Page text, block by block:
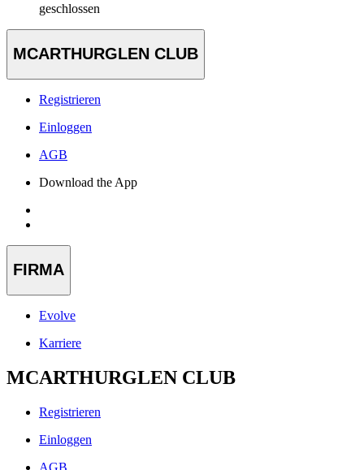
geschlossen
MCARTHURGLEN CLUB
Registrieren
Einloggen
AGB
Download the App
FIRMA
Evolve
Karriere
MCARTHURGLEN CLUB
Registrieren
Einloggen
AGB